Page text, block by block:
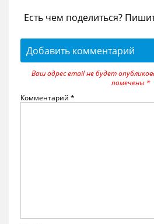
Есть чем поделиться?
Добавить комментарий
Ваш адрес email не будет
помечены *
Комментарий *